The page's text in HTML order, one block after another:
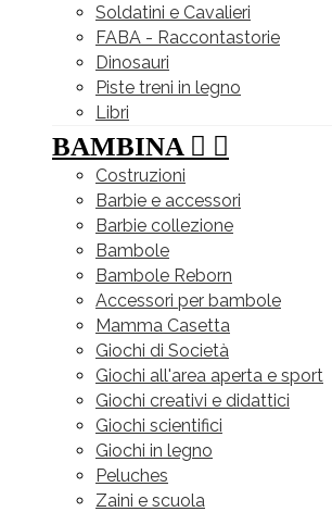
Soldatini e Cavalieri
FABA - Raccontastorie
Dinosauri
Piste treni in legno
Libri
BAMBINA  
Costruzioni
Barbie e accessori
Barbie collezione
Bambole
Bambole Reborn
Accessori per bambole
Mamma Casetta
Giochi di Società
Giochi all'area aperta e sport
Giochi creativi e didattici
Giochi scientifici
Giochi in legno
Peluches
Zaini e scuola